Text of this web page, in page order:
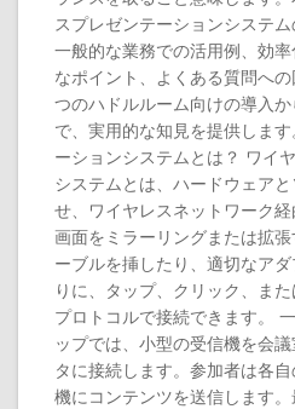
スプレゼンテーションシステム
一般的な業務での活用例、効
なポイント、よくある質問へ
つのハドルルーム向けの導入
で、実用的な知見を提供しま
ーションシステムとは？ ワイ
システムとは、ハードウェア
せ、ワイヤレスネットワーク
画面をミラーリングまたは拡
ーブルを挿したり、適切なア
りに、タップ、クリック、ま
プロトコルで接続できます。
ップでは、小型の受信機を会
タに接続します。参加者は各
機にコンテンツを送信します